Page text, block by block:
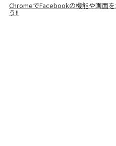
ChromeでFacebookの機能や画面
う!!